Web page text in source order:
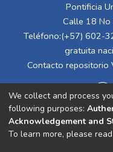
Pontificia
Calle 18
Teléfono:(+57) 602-
gratuita
Contacto repositorio
We collect and process
following purposes:
Acknowledgement and
To learn more, please